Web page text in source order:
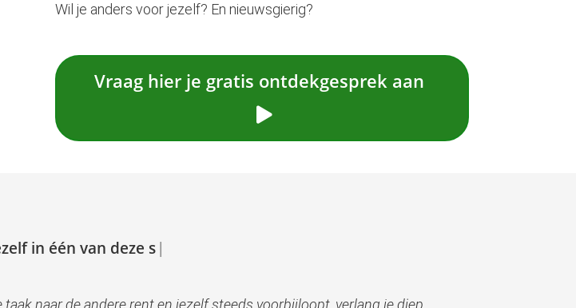
Wil je anders voor jezelf? En nieuwsgierig?
Vraag hier je gratis ontdekgesprek aan
in één van dezesitu ati
taak naar de andere rent en jezelf steeds voorbijloopt, verlang je diep